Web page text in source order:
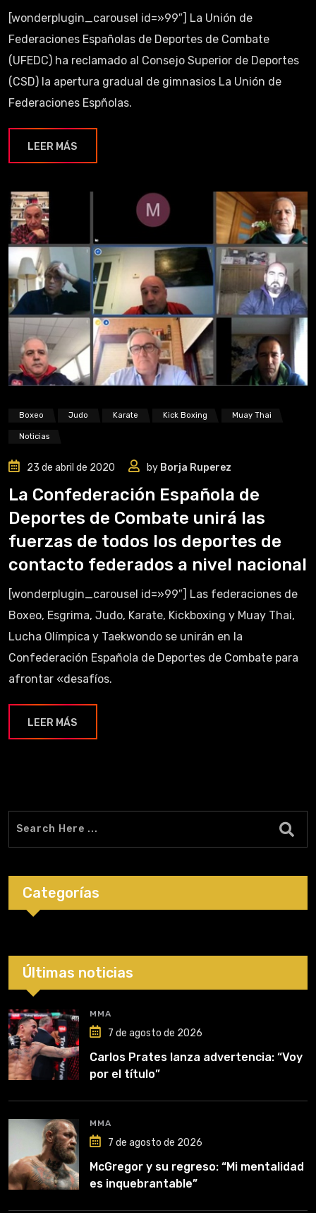
[wonderplugin_carousel id=»99″] La Unión de
Federaciones Españolas de Deportes de Combate
(UFEDC) ha reclamado al Consejo Superior de Deportes
(CSD) la apertura gradual de gimnasios La Unión de
Federaciones Espñolas.
LEER MÁS
Boxeo Judo Karate Kick Boxing Muay Thai
Noticias
23 de abril de 2020 by Borja Ruperez
La Confederación Española de
Deportes de Combate unirá las
fuerzas de todos los deportes de
contacto federados a nivel nacional
[wonderplugin_carousel id=»99″] Las federaciones de
Boxeo, Esgrima, Judo, Karate, Kickboxing y Muay Thai,
Lucha Olímpica y Taekwondo se unirán en la
Confederación Española de Deportes de Combate para
afrontar «desafíos.
LEER MÁS
Categorías
Últimas noticias
MMA
7 de agosto de 2026
Carlos Prates lanza advertencia: “Voy
por el título”
MMA
7 de agosto de 2026
McGregor y su regreso: “Mi mentalidad
es inquebrantable”